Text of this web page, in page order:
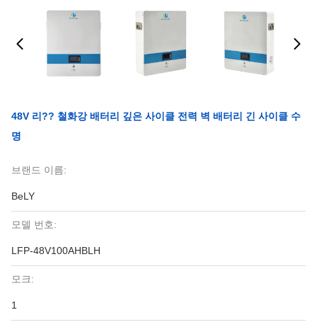
48V 리?? 철화강 배터리 깊은 사이클 전력 벽 배터리 긴 사이클 수
명
브랜드 이름:
BeLY
모델 번호:
LFP-48V100AHBLH
모크:
1